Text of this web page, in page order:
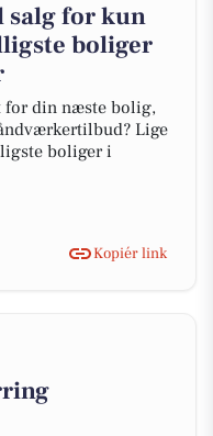
salg for kun
boliger
for din næste bolig,
Lige
boliger i
Kopiér link